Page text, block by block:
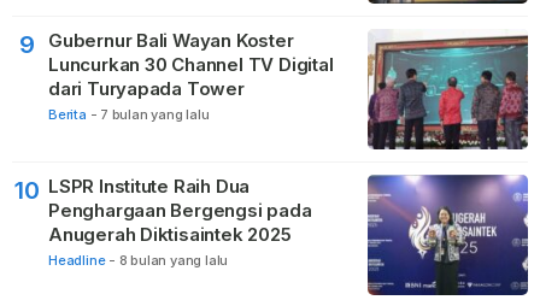
9
Gubernur Bali Wayan Koster
Luncurkan 30 Channel TV Digital
dari Turyapada Tower
Berita - 7 bulan yang lalu
10 LSPR Institute Raih Dua
Penghargaan Bergengsi pada
Anugerah Diktisaintek 2025
Headline - 8 bulan yang lalu